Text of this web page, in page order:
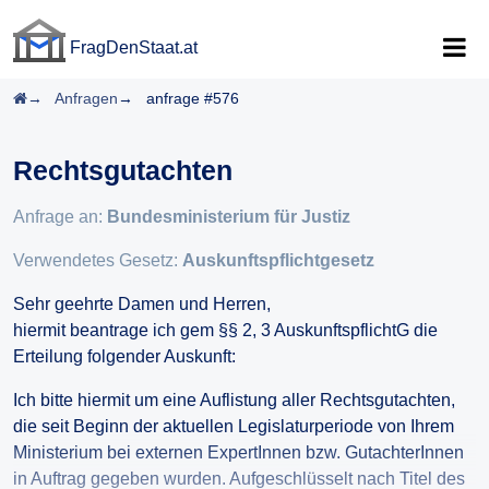
FragDenStaat.at
Startseite
Anfragen anfrage #576
Rechtsgutachten
Anfrage an: Bundesministerium für Justiz
Verwendetes Gesetz: Auskunftspflichtgesetz
Sehr geehrte Damen und Herren,
hiermit beantrage ich gem §§ 2, 3 AuskunftspflichtG die
Erteilung folgender Auskunft:
Ich bitte hiermit um eine Auflistung aller Rechtsgutachten,
die seit Beginn der aktuellen Legislaturperiode von Ihrem
Ministerium bei externen ExpertInnen bzw. GutachterInnen
in Auftrag gegeben wurden. Aufgeschlüsselt nach Titel des